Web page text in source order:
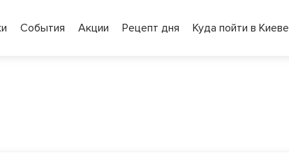
События Акции Рецепт дня Куда пойти в Киеве